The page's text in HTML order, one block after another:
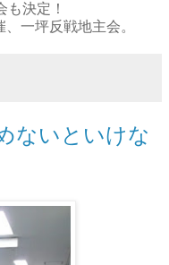
決定！
一坪反戦地主会。
ないといけな